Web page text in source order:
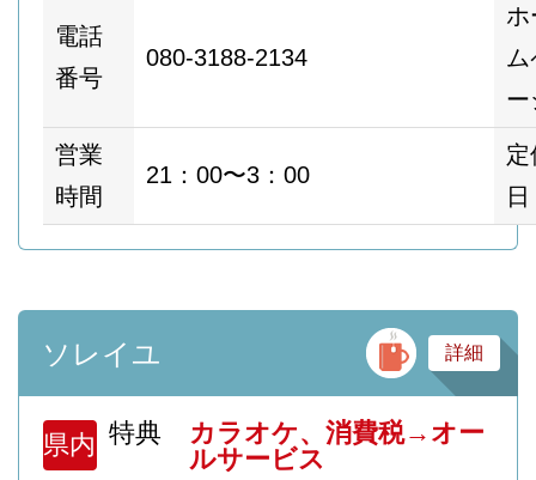
電話
番号
080-3188-2134
ホ
ー
営業
時間
21：00〜3：00
定
日
ソレイユ バ
詳細
県内 特典
カラオケ、消費税→オー
ルサービス